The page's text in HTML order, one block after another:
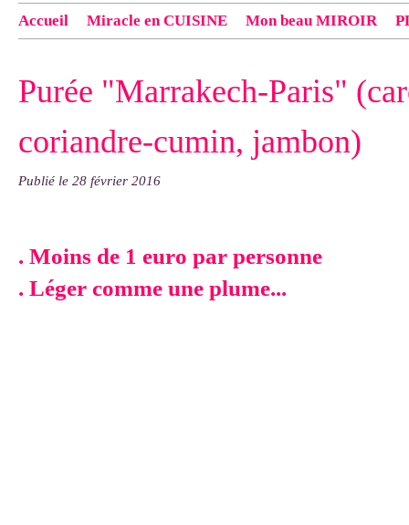
Accueil Miracle en CUISINE Mon beau MIROIR
exemple : "Bonnet cloche From Annie", "Veste Rue
Purée "Marrakech-Paris"
coriandre-cumin, jambon)
Publié le 28 février 2016
. Moins de 1 euro par personne
. Léger comme une plume...